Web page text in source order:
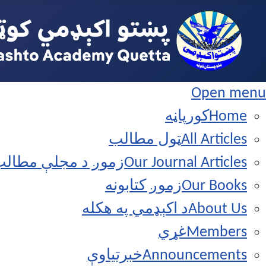
Open menu
Homeکورپاڼه
All Articlesټول مطالب
Our Journal Articlesزموږ د مجلې
Our Booksزموږ کتابونه
About Usد اکېډمي په هکله
Membersغړي
Announcementsخبرتياوې